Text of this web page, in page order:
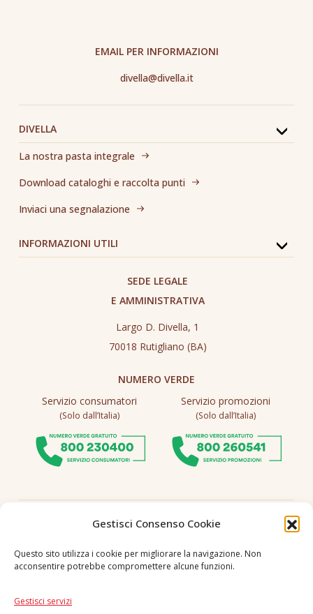
Gestisci Consenso Cookie
Questo sito utilizza i cookie per migliorare la navigazione. Non
acconsentire potrebbe compromettere alcune funzioni.
Gestisci servizi
DIVELLA
La nostra pasta integrale
Download cataloghi e raccolta punti
Inviaci una segnalazione
INFORMAZIONI UTILI
EMAIL PER INFORMAZIONI
divella@divella.it
SEDE LEGALE
E AMMINISTRATIVA
Largo D. Divella, 1
70018 Rutigliano (BA)
NUMERO VERDE
Servizio consumatori
(Solo dall’Italia)
Servizio promozioni
(Solo dall’Italia)
Seguici